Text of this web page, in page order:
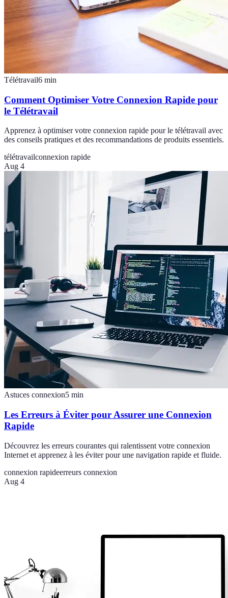
Télétravail6 min
Comment Optimiser Votre Connexion Rapide pour
le Télétravail
Apprenez à optimiser votre connexion rapide pour le télétravail avec
des conseils pratiques et des recommandations de produits essentiels.
télétravailconnexion rapide
Aug 4
Astuces connexion5 min
Les Erreurs à Éviter pour Assurer une Connexion
Rapide
Découvrez les erreurs courantes qui ralentissent votre connexion
Internet et apprenez à les éviter pour une navigation rapide et fluide.
connexion rapideerreurs connexion
Aug 4